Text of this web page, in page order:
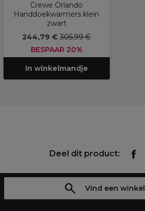
Crewe Orlando
Handdoekwarmers klein
zwart
244,79 € 305,99 €
BESPAAR 20%
In winkelmandje
Deel dit product:
Vind een winkel